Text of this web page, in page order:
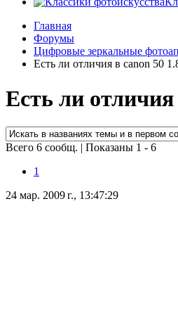
Главная
Форумы
Цифровые зеркальные
Есть ли отличия в canon 50
Есть ли
Всего 6 сообщ. | Показаны 1 - 6
1
24 мар. 2009 г., 13:47:29